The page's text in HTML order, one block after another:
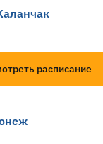
расписание